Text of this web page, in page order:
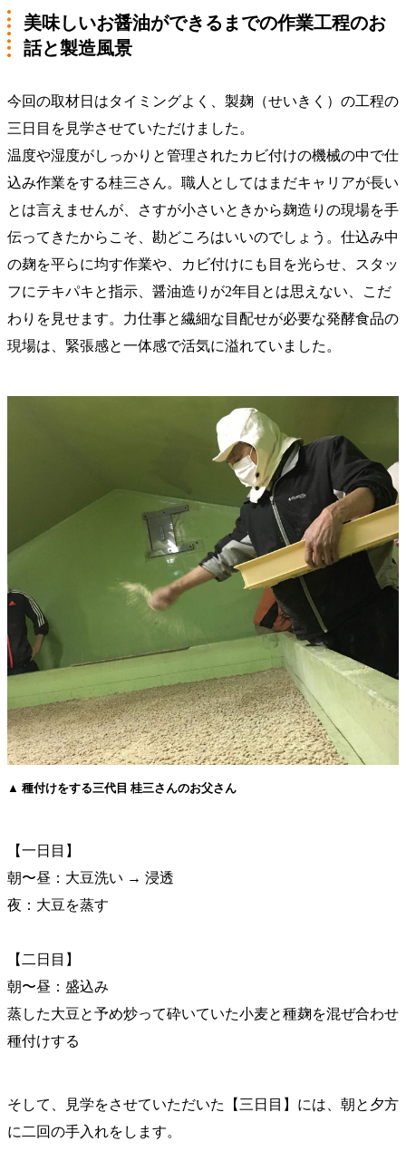
美味しいお醤油ができるまでの作業工程のお
話と製造風景
今回の取材日はタイミングよく、製麹（せいきく）の工程の
三日目を見学させていただけました。
温度や湿度がしっかりと管理されたカビ付けの機械の中で仕
込み作業をする桂三さん。職人としてはまだキャリアが長い
とは言えませんが、さすが小さいときから麹造りの現場を手
伝ってきたからこそ、勘どころはいいのでしょう。仕込み中
の麹を平らに均す作業や、カビ付けにも目を光らせ、スタッ
フにテキパキと指示、醤油造りが2年目とは思えない、こだ
わりを見せます。力仕事と繊細な目配せが必要な発酵食品の
現場は、緊張感と一体感で活気に溢れていました。
▲ 種付けをする三代目 桂三さんのお父さん
【一日目】
朝〜昼：大豆洗い → 浸透
夜：大豆を蒸す
【二日目】
朝〜昼：盛込み
蒸した大豆と予め炒って砕いていた小麦と種麹を混ぜ合わせ
種付けする
そして、見学をさせていただいた【三日目】には、朝と夕方
に二回の手入れをします。